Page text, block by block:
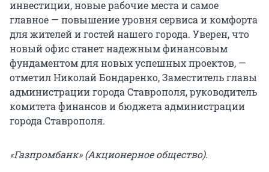
инвестиции, новые рабочие места и самое
главное — повышение уровня сервиса и комфорта
для жителей и гостей нашего города. Уверен, что
новый офис станет надежным финансовым
фундаментом для новых успешных проектов, —
отметил Николай Бондаренко, Заместитель главы
администрации города Ставрополя, руководитель
комитета финансов и бюджета администрации
города Ставрополя.
«Газпромбанк» (Акционерное общество).